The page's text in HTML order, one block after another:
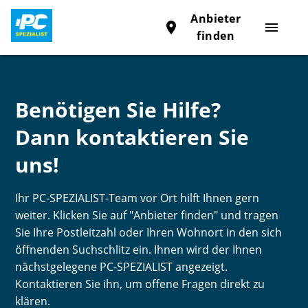
menu
place
Anbieter
finden
Benötigen Sie Hilfe?
Dann kontaktieren Sie
uns!
Ihr PC-SPEZIALIST-Team vor Ort hilft Ihnen gern
weiter. Klicken Sie auf "Anbieter finden" und tragen
Sie Ihre Postleitzahl oder Ihren Wohnort in den sich
öffnenden Suchschlitz ein. Ihnen wird der Ihnen
nächstgelegene PC-SPEZIALIST angezeigt.
Kontaktieren Sie ihn, um offene Fragen direkt zu
klären.